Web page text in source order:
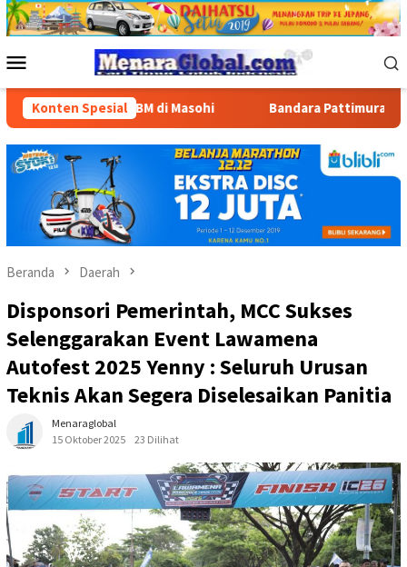
Loncat
ke
Mobile
Konten Spesial
BBM di Masohi Bandara Pattimura Kenalkan Dunia
Beranda Daerah
Disponsori Pemerintah, MCC Sukses
Selenggarakan Event Lawamena
Autofest 2025 Yenny : Seluruh Urusan
Teknis Akan Segera Diselesaikan Panitia
Menaraglobal
15 Oktober 2025
23 Dilihat